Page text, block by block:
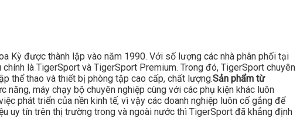
Kỳ được thành lập vào năm 1990. Với số lượng các nhà phân phối tại
là TigerSport và TigerSport Premium. Trong đó, TigerSport chuyên
thể thao và thiết bị phòng tập cao cấp, chất lượng.Sản phẩm từ
máy chạy bộ chuyên nghiệp cùng với các phụ kiện khác luôn
phát triển của nền kinh tế, vì vậy các doanh nghiệp luôn cố gắng để
uy tín trên thị trường trong và ngoài nước thì TigerSport đã khẳng định